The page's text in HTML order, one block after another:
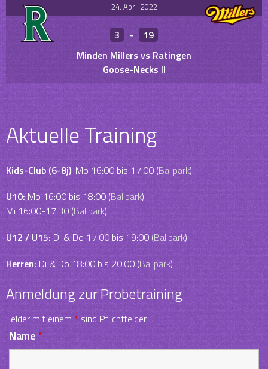
24. April 2022
3 -
19
Minden Millers vs Ratingen
Goose-Necks II
Aktuelle Training
Kids-Club (6-8j): Mo 16:00 bis 17:00 (Ballpark)
U10:Mo 16:00 bis 18:00 (Ballpark)
Mi 16:00-17:30 (Ballpark)
U12 / U15: Di & Do 17:00 bis 19:00 (Ballpark)
Herren: Di & Do 18:00 bis 20:00 (Ballpark)
Anmeldung zur Probetraining
Felder mit einem* sind Pflichtfelder
Name*